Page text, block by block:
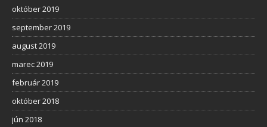
október 2019
september 2019
august 2019
marec 2019
február 2019
október 2018
jún 2018